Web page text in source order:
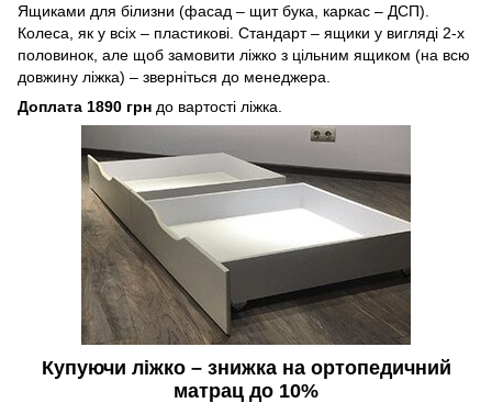
Ящиками для білизни (фасад – щит бука, каркас – ДСП).
Колеса, як у всіх – пластикові. Стандарт – ящики у вигляді 2-х
половинок, але щоб замовити ліжко з цільним ящиком (на всю
довжину ліжка) – зверніться до менеджера.
Доплата 1890 грн до вартості ліжка.
Купуючи ліжко –знижка на ортопедичний
матрац до 10%